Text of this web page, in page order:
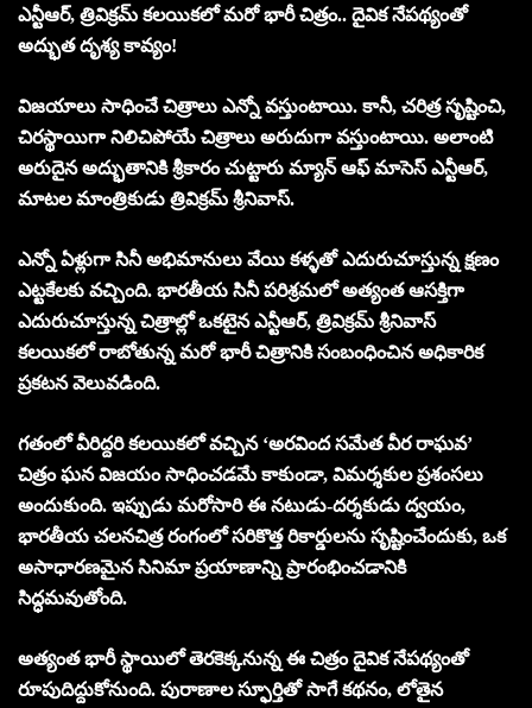
ఎన్టీఆర్, త్రివిక్రమ్ కలయికలో మరో భారీ చిత్రం.. దైవిక నేపథ్యంతో
అద్భుత దృశ్య కావ్యం!
విజయాలు సాధించే చిత్రాలు ఎన్నో వస్తుంటాయి. కానీ, చరిత్ర సృష్టించి,
చిరస్థాయిగా నిలిచిపోయే చిత్రాలు అరుదుగా వస్తుంటాయి. అలాంటి
అరుదైన అద్భుతానికి శ్రీకారం చుట్టారు మ్యాన్ ఆఫ్ మాసెస్ ఎన్టీఆర్,
మాటల మాంత్రికుడు త్రివిక్రమ్ శ్రీనివాస్.
ఎన్నో ఏళ్లుగా సినీ అభిమానులు వేయి కళ్ళతో ఎదురుచూస్తున్న క్షణం
ఎట్టకేలకు వచ్చింది. భారతీయ సినీ పరిశ్రమలో అత్యంత ఆసక్తిగా
ఎదురుచూస్తున్న చిత్రాల్లో ఒకటైన ఎన్టీఆర్, త్రివిక్రమ్ శ్రీనివాస్
కలయికలో రాబోతున్న మరో భారీ చిత్రానికి సంబంధించిన అధికారిక
ప్రకటన వెలువడింది.
గతంలో వీరిద్దరి కలయికలో వచ్చిన ‘అరవింద సమేత వీర రాఘవ’
చిత్రం ఘన విజయం సాధించడమే కాకుండా, విమర్శకుల ప్రశంసలు
అందుకుంది. ఇప్పుడు మరోసారి ఈ నటుడు-దర్శకుడు ద్వయం,
భారతీయ చలనచిత్ర రంగంలో సరికొత్త రికార్డులను సృష్టించేందుకు, ఒక
అసాధారణమైన సినిమా ప్రయాణాన్ని ప్రారంభించడానికి
సిద్ధమవుతోంది.
అత్యంత భారీ స్థాయిలో తెరకెక్కనున్న ఈ చిత్రం దైవిక నేపథ్యంతో
రూపుదిద్దుకోనుంది. పురాణాల స్ఫూర్తితో సాగే కథనం, లోతైన